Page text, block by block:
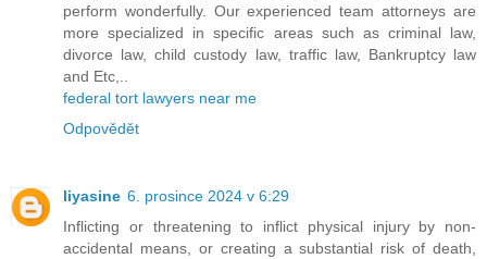
perform wonderfully. Our experienced team attorneys are
more specialized in specific areas such as criminal law,
divorce law, child custody law, traffic law, Bankruptcy law
and Etc,..
federal tort lawyers near me
Odpovědět
liyasine 6. prosince 2024 v 6:29
Inflicting or threatening to inflict physical injury by non-
accidental means, or creating a substantial risk of death,